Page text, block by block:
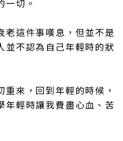
一切。
老這件事嘆息，但並不是
並不認為自己年輕時的狀
來，回到年輕的時候，
年輕時讓我費盡心血、苦